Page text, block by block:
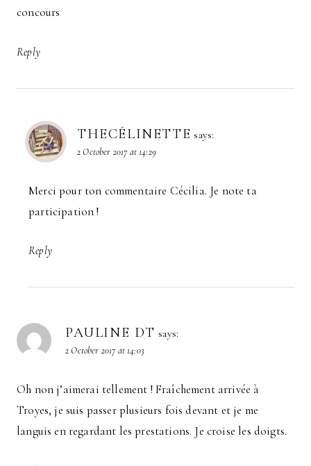
concours
Reply
THECÉLINETTE says:
2 October 2017 at 14:29
Merci pour ton commentaire Cécilia. Je note ta
participation !
Reply
PAULINE DT says:
2 October 2017 at 14:03
Oh non j’aimerai tellement ! Fraîchement arrivée à
Troyes, je suis passer plusieurs fois devant et je me
languis en regardant les prestations. Je croise les doigts.